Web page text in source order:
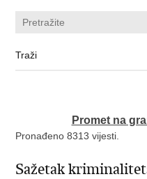
Promet na
Pronađeno 8313 vijesti.
Sažetak